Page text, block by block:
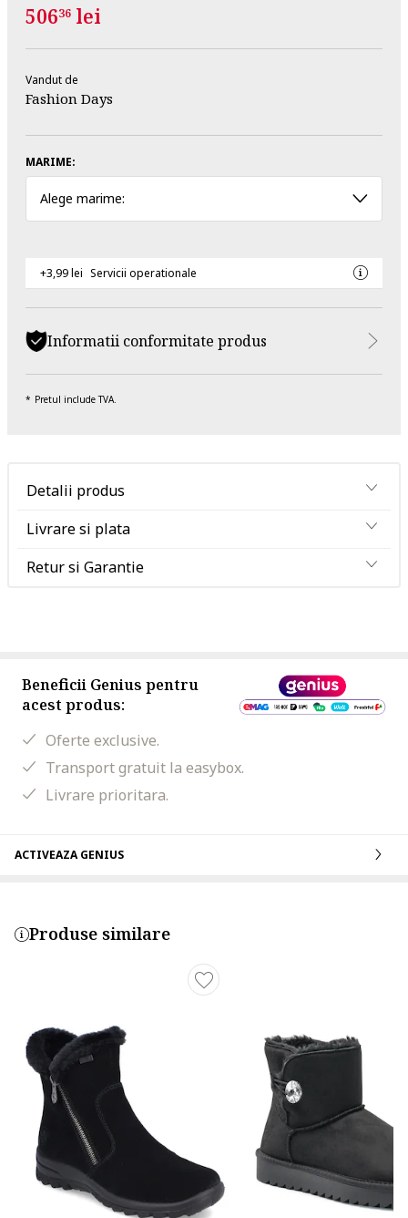
50636 lei
Vandut de
Fashion Days
MARIME:
Alege marime:
+3,99 lei Servicii operationale
Informatii conformitate produs
Pretul include TVA.
Detalii produs
Livrare si plata
Retur si Garantie
Beneficii Genius pentru
acest produs:
Oferte exclusive.
Transport gratuit la easybox.
Livrare prioritara.
ACTIVEAZA GENIUS
Produse similare